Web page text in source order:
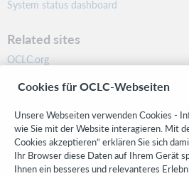
System status dashboard
Related sites
OCLC.org
Community
Research
WebJunction
Developer Network
Cookies für OCLC-Webseiten
Unsere Webseiten verwenden Cookies -
wie Sie mit der Website interagieren. Mit
Cookies akzeptieren“ erklären Sie sich
Ihr Browser diese Daten auf Ihrem Gerät
Ihnen ein besseres und relevanteres